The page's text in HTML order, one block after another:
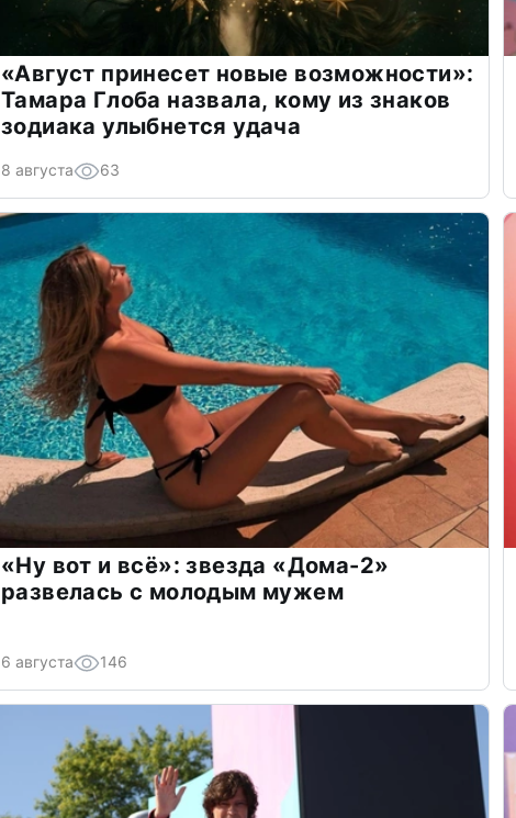
«Август принесет новые возможности»:
Тамара Глоба назвала, кому из знаков
зодиака улыбнется удача
8 августа 63
«Ну вот и всё»: звезда «Дома-2»
развелась с молодым мужем
6 августа 146